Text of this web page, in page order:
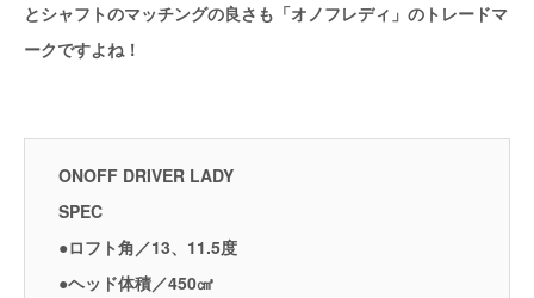
とシャフトのマッチングの良さも「オノフレディ」のトレードマ
ークですよね！
ONOFF DRIVER LADY
SPEC
●ロフト角／13、11.5度
●ヘッド体積／450㎤